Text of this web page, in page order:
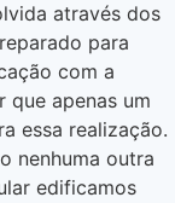
através dos
para
com a
que apenas um
essa realização.
nenhuma outra
edificamos